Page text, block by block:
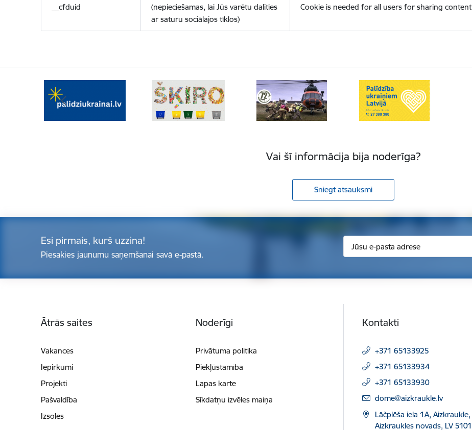
__cfduid
(nepieciešamas, lai Jūs varētu dalīties
ar saturu sociālajos tīklos)
Cookie is needed for all users for sharing content
Vai šī informācija bija noderīga?
Sniegt atsauksmi
Esi pirmais, kurš uzzina!
Piesakies jaunumu saņemšanai savā e-pastā.
Ātrās saites
Vakances
Iepirkumi
Projekti
Pašvaldība
Izsoles
Noderīgi
Privātuma politika
Piekļūstamība
Lapas karte
Sīkdatņu izvēles maiņa
Kontakti
+371 65133925
+371 65133934
+371 65133930
E-pasts:
dome@aizkraukle.lv
Lāčplēša iela 1A, Aizkraukle,
Aizkraukles novads, LV 5101